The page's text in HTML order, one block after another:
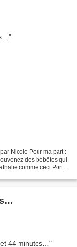
Nicole Pour ma part :
des bébêtes qui
comme ceci Porte